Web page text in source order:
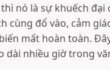
nó là sự khuếch
cùng đổ vào, cảm
mất hoàn toàn.
dài nhiều giờ trong